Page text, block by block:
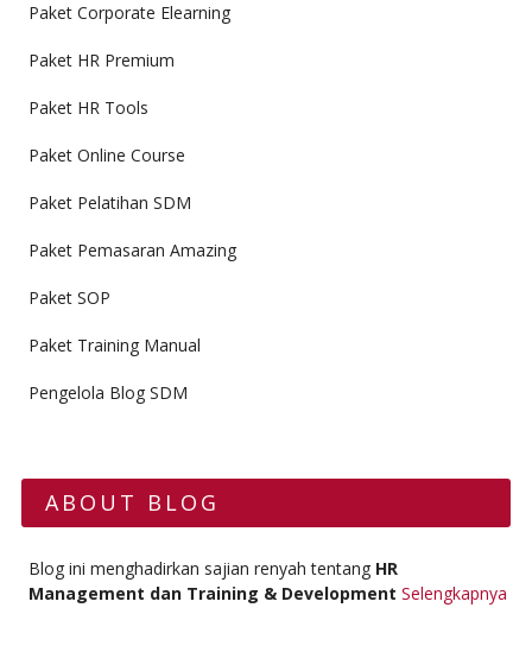
Paket Corporate Elearning
Paket HR Premium
Paket HR Tools
Paket Online Course
Paket Pelatihan SDM
Paket Pemasaran Amazing
Paket SOP
Paket Training Manual
Pengelola Blog SDM
ABOUT BLOG
Blog ini menghadirkan sajian renyah tentang HR
Management dan Training & Development Selengkapnya